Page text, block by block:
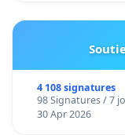
Nous invitons
apporter leur
leur signature.
Nous espérons
4 108 signatures
98 Signatures / 7
30 Apr 2026